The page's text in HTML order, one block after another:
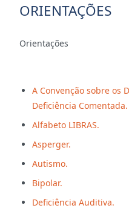
ORIENTAÇÕES
Orientações
A Convenção sobre os
Deficiência Comentada.
Alfabeto LIBRAS.
Asperger.
Autismo.
Bipolar.
Deficiência Auditiva.